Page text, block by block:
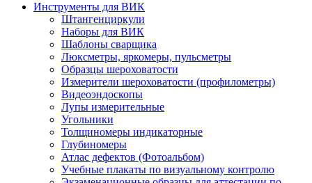
Инструменты для ВИК
Штангенциркули
Наборы для ВИК
Шаблоны сварщика
Люксметры, яркомеры, пульсметры
Образцы шероховатости
Измерители шероховатости (профилометры)
Видеоэндоскопы
Лупы измерительные
Угольники
Толщиномеры индикаторные
Глубиномеры
Атлас дефектов (Фотоальбом)
Учебные плакаты по визуальному контролю